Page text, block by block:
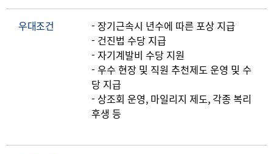
우대조건
- 장기근속시 년수에 따른 포상 지급
- 건진법 수당 지급
- 자기계발비 수당 지원
- 우수 현장 및 직원 추천제도 운영 및 수
당 지급
- 상조회 운영, 마일리지 제도, 각종 복리
후생 등